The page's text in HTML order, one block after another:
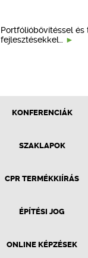
Portfólióbővítéssel és
fejlesztésekkel…
KONFERENCIÁK
SZAKLAPOK
CPR TERMÉKKIÍRÁS
ÉPÍTÉSI JOG
ONLINE KÉPZÉSEK